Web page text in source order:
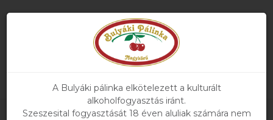
Főoldal»Termékeink» Cherry Wood
A Bulyáki pálinka elkötelezett a kulturált
alkoholfogyasztás iránt.
Szeszesital fogyasztását 18 éven aluliak számára nem